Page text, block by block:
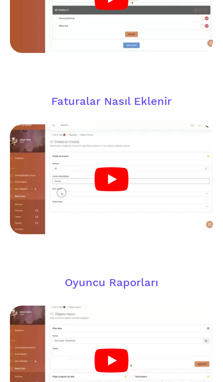
Faturalar Nasıl Eklenir
Oyuncu Raporları